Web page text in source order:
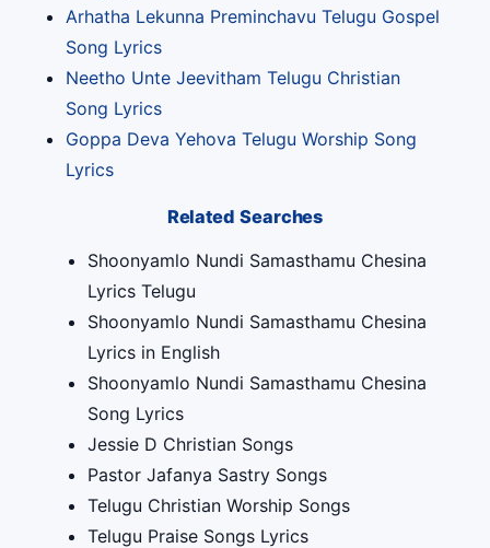
Arhatha Lekunna Preminchavu Telugu Gospel
Song Lyrics
Neetho Unte Jeevitham Telugu Christian
Song Lyrics
Goppa Deva Yehova Telugu Worship Song
Lyrics
Related Searches
Shoonyamlo Nundi Samasthamu Chesina
Lyrics Telugu
Shoonyamlo Nundi Samasthamu Chesina
Lyrics in English
Shoonyamlo Nundi Samasthamu Chesina
Song Lyrics
Jessie D Christian Songs
Pastor Jafanya Sastry Songs
Telugu Christian Worship Songs
Telugu Praise Songs Lyrics